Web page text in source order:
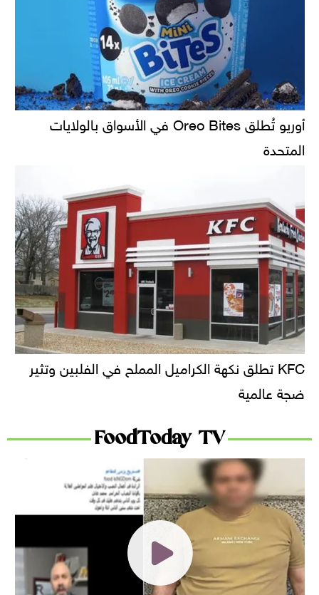
أوريو تُطلق Oreo Bites في الأسواق بالولايات
المتحدة
KFC تطلق نكهة الكراميل المملح في الفلبين وتثير
ضجة عالمية
FoodToday TV